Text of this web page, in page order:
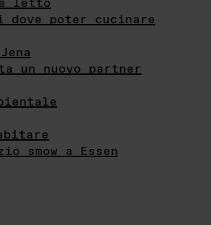
dove poter cucinare
un nuovo partner
smow a Essen